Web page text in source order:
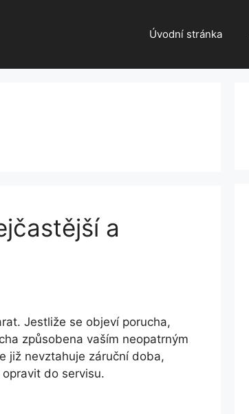
Úvodní stránka
a
Jestliže se objeví porucha,
způsobena vaším neopatrným
již nevztahuje záruční doba,
do servisu.